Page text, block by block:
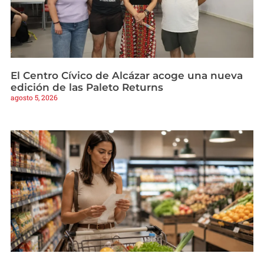
El Centro Cívico de Alcázar acoge una nueva
edición de las Paleto Returns
agosto 5, 2026